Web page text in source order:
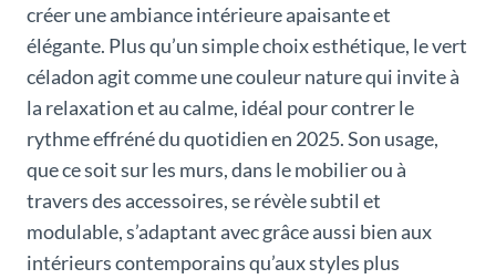
créer une ambiance intérieure apaisante et
élégante. Plus qu’un simple choix esthétique, le vert
céladon agit comme une couleur nature qui invite à
la relaxation et au calme, idéal pour contrer le
rythme effréné du quotidien en 2025. Son usage,
que ce soit sur les murs, dans le mobilier ou à
travers des accessoires, se révèle subtil et
modulable, s’adaptant avec grâce aussi bien aux
intérieurs contemporains qu’aux styles plus